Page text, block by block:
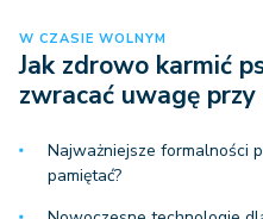
W CZASIE WOLNYM
Jak zdrowo karmić
zwracać uwagę
Najważniejsze formalności
pamiętać?